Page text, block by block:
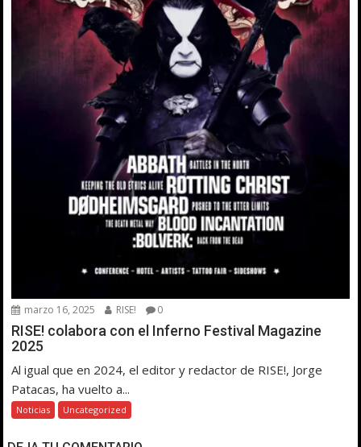
marzo 16, 2025 RISE! 0
RISE! colabora con el Inferno Festival Magazine
2025
Al igual que en 2024, el editor y redactor de RISE!, Jorge
Patacas, ha vuelto a...
Noticias Uncategorized